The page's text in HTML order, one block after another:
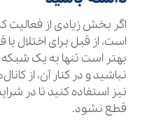
اگر بخش زیادی از فعالیت
است، از قبل برای اختلال
بهتر است تنها به یک شبکه
نباشید و در کنار آن، از
نیز استفاده کنید تا در
قطع نشود.